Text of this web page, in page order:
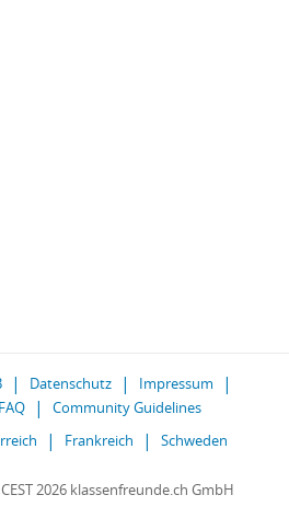
Datenschutz
Impressum
FAQ
Community Guidelines
Frankreich Schweden
2026 klassenfreunde.ch GmbH